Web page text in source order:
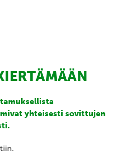
yhteisesti sovittujen